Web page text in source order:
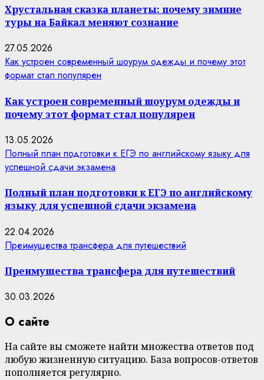
Хрустальная сказка планеты: почему зимние
туры на Байкал меняют сознание
27.05.2026
Как устроен современный шоурум одежды и почему этот
формат стал популярен
Как устроен современный шоурум одежды и
почему этот формат стал популярен
13.05.2026
Полный план подготовки к ЕГЭ по английскому языку для
успешной сдачи экзамена
Полный план подготовки к ЕГЭ по английскому
языку для успешной сдачи экзамена
22.04.2026
Преимущества трансфера для путешествий
Преимущества трансфера для путешествий
30.03.2026
О сайте
На сайте вы сможете найти множества ответов под
любую жизненную ситуацию. База вопросов-ответов
пополняется регулярно.